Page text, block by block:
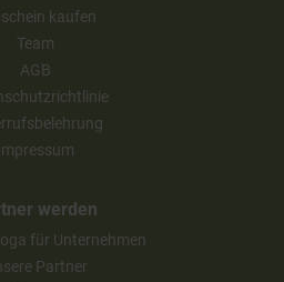
kaufen
Team
AGB
werden
für Unternehmen
Partner